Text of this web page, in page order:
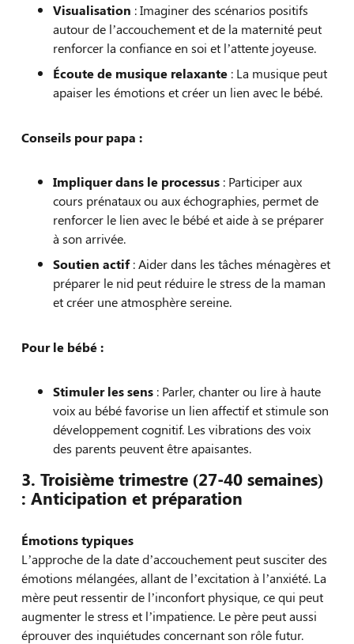
Visualisation : Imaginer des scénarios positifs
autour de l’accouchement et de la maternité peut
renforcer la confiance en soi et l’attente joyeuse.
Écoute de musique relaxante : La musique peut
apaiser les émotions et créer un lien avec le bébé.
Conseils pour papa :
Impliquer dans le processus : Participer aux
cours prénataux ou aux échographies, permet de
renforcer le lien avec le bébé et aide à se préparer
à son arrivée.
Soutien actif: Aider dans les tâches ménagères et
préparer le nid peut réduire le stress de la maman
et créer une atmosphère sereine.
Pour le bébé :
Stimuler les sens : Parler, chanter ou lire à haute
voix au bébé favorise un lien affectif et stimule son
développement cognitif. Les vibrations des voix
des parents peuvent être apaisantes.
3. Troisième trimestre (27-40 semaines)
: Anticipation et préparation
Émotions typiques
L’approche de la date d’accouchement peut susciter des
émotions mélangées, allant de l’excitation à l’anxiété. La
mère peut ressentir de l’inconfort physique, ce qui peut
augmenter le stress et l’impatience. Le père peut aussi
éprouver des inquiétudes concernant son rôle futur.